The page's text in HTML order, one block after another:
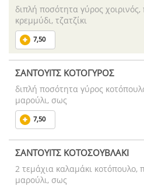
διπλή ποσότητα γύρος
κρεμμύδι, τζατζίκι
7,50
ΣΑΝΤΟΥΙΤΣ ΚΟΤΟΓΥΡΟΣ
διπλή ποσότητα γύρος
μαρούλι, σως
7,50
ΣΑΝΤΟΥΙΤΣ ΚΟΤΟΣΟΥΒΛΑΚΙ
2 τεμάχια καλαμάκι κοτόπουλο,
μαρούλι, σως